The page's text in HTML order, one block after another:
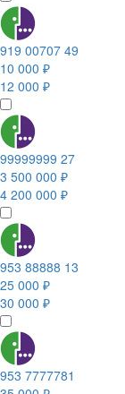
919 00707 49
10 000 ₽
12 000 ₽
99999999 27
3 500 000 ₽
4 200 000 ₽
953 88888 13
25 000 ₽
30 000 ₽
953 7777781